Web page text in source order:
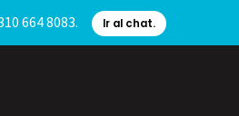
664 8083. Ir al chat.